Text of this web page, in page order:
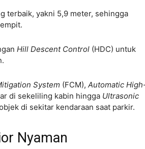
terbaik, yakni 5,9 meter, sehingga
Hill Descent Control (HDC) untuk
System (FCM), Automatic
di sekeliling kabin hingga Ultrasonic
di sekitar kendaraan saat parkir.
Nyaman